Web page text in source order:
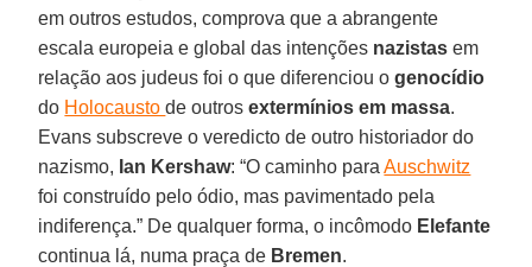
em outros estudos, comprova que a abrangente
escala europeia e global das intenções nazistas em
relação aos judeus foi o que diferenciou ogenocídio
do Holocaustode outros extermínios em massa.
Evans subscreve o veredicto de outro historiador do
nazismo, Ian Kershaw: “O caminho paraAuschwitz
foi construído pelo ódio, mas pavimentado pela
indiferença.” De qualquer forma, o incômodo Elefante
continua lá, numa praça de Bremen.